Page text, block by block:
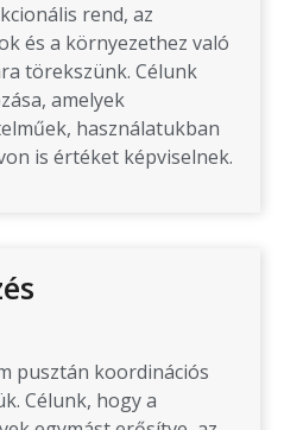
rend, az
és a környezethez való
törekszünk. Célunk
amelyek
használatukban
is értéket képviselnek.
pusztán koordinációs
Célunk, hogy a